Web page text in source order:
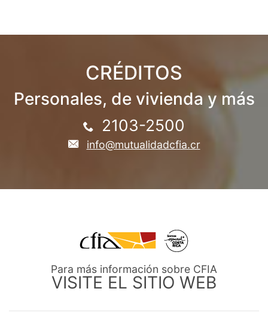
CRÉDITOS
Personales, de vivienda y más
2103-2500
info@mutualidadcfia.cr
Para más información sobre CFIA
VISITE EL SITIO WEB